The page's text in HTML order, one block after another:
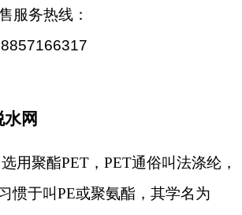
服务热线：
网
选用聚酯PET，PET通俗叫法涤纶，
惯于叫PE或聚氨酯，其学名为